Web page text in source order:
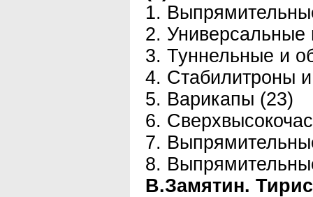
1.
2.
3. Туннельные и
4. Стабилитроны
5. Варикапы (23)
6.
7.
8.
В.Замятин.